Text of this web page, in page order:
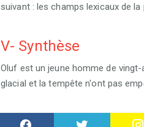
suivant : les champs lexicaux de
V- Synthèse
Oluf est un jeune homme de
glacial et la tempête n'ont pas